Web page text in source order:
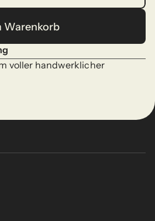
Warenkorb
Warenkorb
Warenkorb
voller handwerklicher